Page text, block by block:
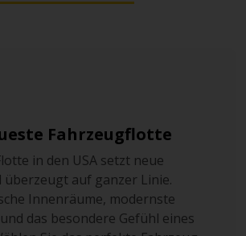
Fahrzeugflotte
in den USA setzt neue
überzeugt auf ganzer Linie.
Innenräume, modernste
das besondere Gefühl eines